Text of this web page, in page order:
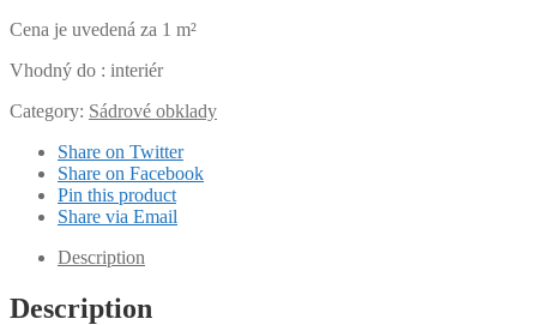
Cena je uvedená za 1 m²
Vhodný do : interiér
Category: Sádrové obklady
Share on Twitter
Share on Facebook
Pin this product
Share via Email
Description
Description